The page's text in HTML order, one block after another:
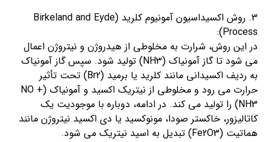
3. روش اکسیداسیون آمونیوم کلرید (Birkeland and Eyde
Process):
در این روش، شرارت به مخلوطی از هیدروژن و نیتروژن اعمال
می شود تا گاز آمونیاک (NH3) تولید شود. سپس گاز آمونیاک
به ردیف اکسیدانی مانند کلرید یا برمید (Br2) تحت تأثیر
حرارت می رود و مخلوطی از نیتریک اکسید و آمونیاک (NO +
NH3) را تولید می کند. در ادامه، دوباره با موجودیت یک
کاتالیزور، خاکستر صودا، مونوکسید یا دی اکسید نیتروژن مانند
هماتیت (Fe2O3) تبدیل به اسید نیتریک می شود.